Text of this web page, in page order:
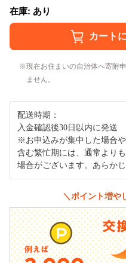
在庫: あり
現在お住まいの自治体へ寄附
ません。
配送時期：
入金確認後30日以内に発送
※お申込みが集中した場合
含む繁忙期には、通常より
場合がございます。あらか
＼ポイント増や